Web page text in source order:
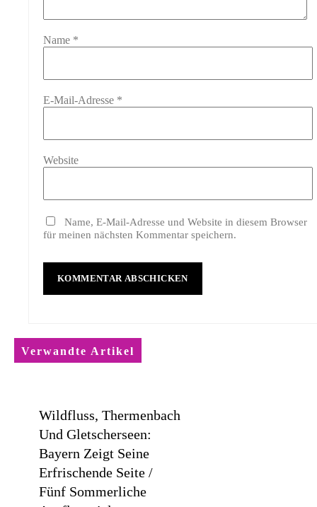
Name *
E-Mail-Adresse *
Website
Name, E-Mail-Adresse und Website in diesem Browser
für meinen nächsten Kommentar speichern.
Verwandte Artikel
Wildfluss, Thermenbach
Und Gletscherseen:
Bayern Zeigt Seine
Erfrischende Seite /
Fünf Sommerliche